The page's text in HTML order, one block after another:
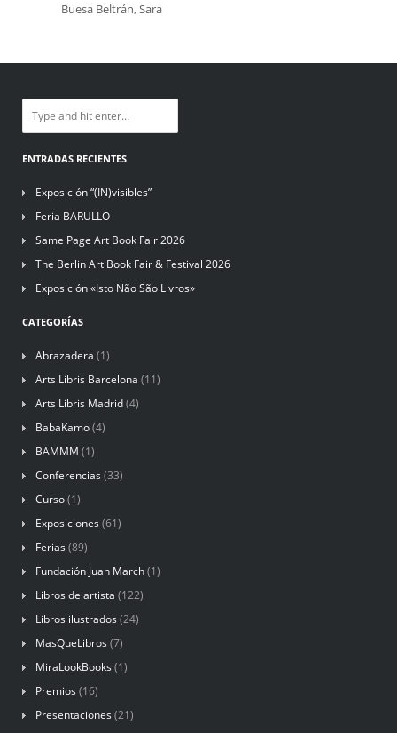
Buesa Beltrán, Sara
ENTRADAS RECIENTES
Exposición “(IN)visibles”
Feria BARULLO
Same Page Art Book Fair 2026
The Berlin Art Book Fair & Festival 2026
Exposición «Isto Não São Livros»
CATEGORÍAS
Abrazadera (1)
Arts Libris Barcelona (11)
Arts Libris Madrid(4)
BabaKamo(4)
BAMMM (1)
Conferencias (33)
Curso(1)
Exposiciones (61)
Ferias (89)
Fundación Juan March(1)
Libros de artista (122)
Libros ilustrados (24)
MasQueLibros (7)
MiraLookBooks (1)
Premios (16)
Presentaciones (21)